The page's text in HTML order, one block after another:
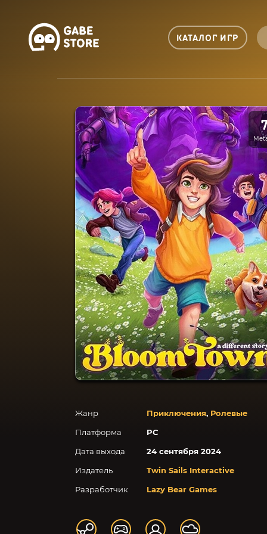
КАТАЛОГ ИГР
Жанр Приключения, Ролевые
Платформа
PC
Дата выхода
24 сентября 2024
Издатель
Twin Sails Interactive
Разработчик
Lazy Bear Games